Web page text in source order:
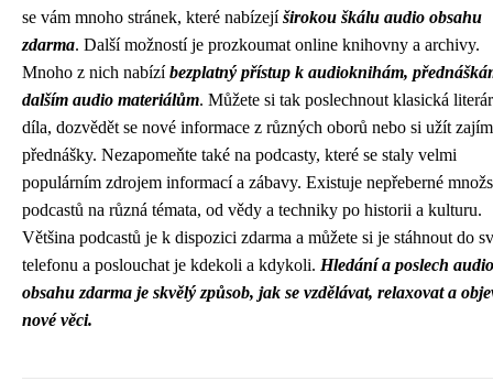
se vám mnoho stránek, které nabízejíširokou škálu audio obsahu
zdarma. Další možností je prozkoumat online knihovny a archivy.
Mnoho z nich nabízíbezplatný přístup k audioknihám,
dalším audio materiálům. Můžete si tak poslechnout klasická
díla, dozvědět se nové informace z různých oborů nebo si užít
přednášky. Nezapomeňte také na podcasty, které se staly velmi
populárním zdrojem informací a zábavy. Existuje nepřeberné
podcastů na různá témata, od vědy a techniky po historii a kulturu.
Většina podcastů je k dispozici zdarma a můžete si je stáhnout do
telefonu a poslouchat je kdekoli a kdykoli. Hledání a poslech audio
obsahu zdarma je skvělý způsob, jak se vzdělávat, relaxovat a
nové věci.